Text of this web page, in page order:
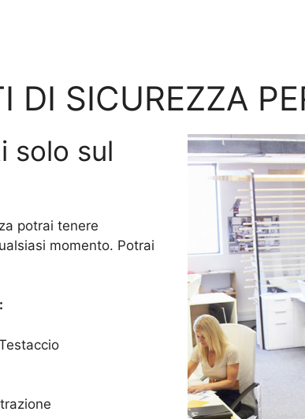
DI SICUREZZA
solo sul
potrai tenere
momento. Potrai